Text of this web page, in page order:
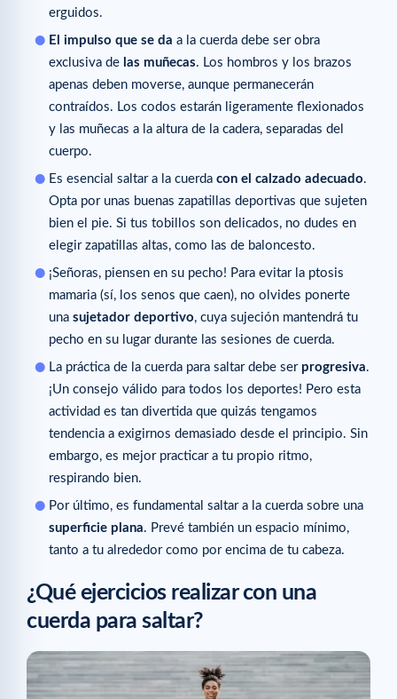
erguidos.
El impulso que se da a la cuerda debe ser obra
exclusiva de las muñecas. Los hombros y los brazos
apenas deben moverse, aunque permanecerán
contraídos. Los codos estarán ligeramente flexionados
y las muñecas a la altura de la cadera, separadas del
cuerpo.
Es esencial saltar a la cuerda con el calzado adecuado.
Opta por unas buenas zapatillas deportivas que sujeten
bien el pie. Si tus tobillos son delicados, no dudes en
elegir zapatillas altas, como las de baloncesto.
¡Señoras, piensen en su pecho! Para evitar la ptosis
mamaria (sí, los senos que caen), no olvides ponerte
una sujetador deportivo, cuya sujeción mantendrá tu
pecho en su lugar durante las sesiones de cuerda.
La práctica de la cuerda para saltar debe ser progresiva.
¡Un consejo válido para todos los deportes! Pero esta
actividad es tan divertida que quizás tengamos
tendencia a exigirnos demasiado desde el principio. Sin
embargo, es mejor practicar a tu propio ritmo,
respirando bien.
Por último, es fundamental saltar a la cuerda sobre una
superficie plana. Prevé también un espacio mínimo,
tanto a tu alrededor como por encima de tu cabeza.
¿Qué ejercicios realizar con una
cuerda para saltar?